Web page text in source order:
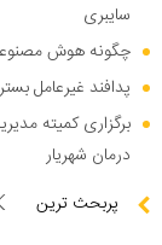
سایبری
چگونه هوش
پدافند غیرعامل
برگزاری کمیته
درمان شهریار
پربحث ترین